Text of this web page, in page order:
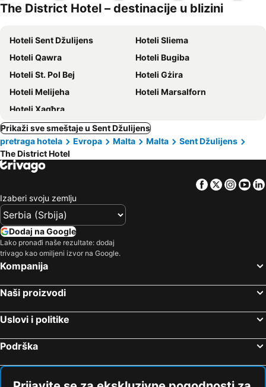
kućni
The District Hotel – destinacije u blizini
Hoteli Sent Džulijens
Hoteli Sliema
Hoteli Qawra
Hoteli Bugiba
Hoteli St. Pol Bej
Hoteli Gżira
Hoteli Melijeha
Hoteli Marsalforn
Hoteli Xagħra
Prikaži sve smeštaje u Sent Džulijens
pretraga hotela
Evropa Malta Malta
Sent Džulijens
The District Hotel
Facebook
Twitter
Izaberi svoju zemlju
Dodaj na Google
Lako pronađi naše rezultate: dodaj
trivago kao omiljeni izvor na Google.
Kompanija
Naši proizvodi
Uslovi i politike
Podrška